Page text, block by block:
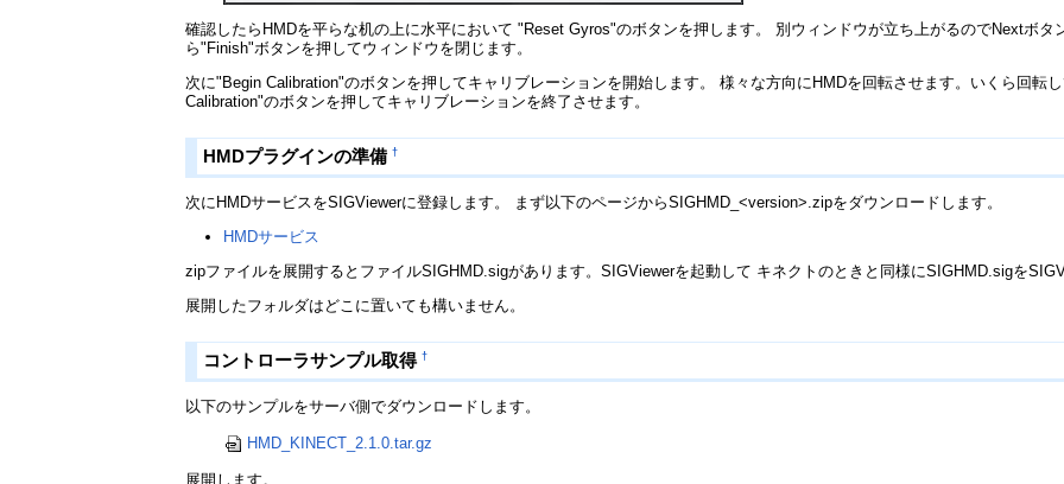
確認したらHMDを平らな机の上に水平において "Reset Gyros"のボタンを押します。 別ウィンドウが立ち上がるのでNextボ
ら"Finish"ボタンを押してウィンドウを閉じます。
次に"Begin Calibration"のボタンを押してキャリブレーションを開始します。 様々な方向にHMDを回転させます。いくら回転
Calibration"のボタンを押してキャリブレーションを終了させます。
HMDプラグインの準備 †
次にHMDサービスをSIGViewerに登録します。 まず以下のページからSIGHMD_<version>.zipをダウンロードします。
HMDサービス
zipファイルを展開するとファイルSIGHMD.sigがあります。SIGViewerを起動して キネクトのときと同様にSIGHMD.sigを
展開したフォルダはどこに置いても構いません。
コントローラサンプル取得 †
以下のサンプルをサーバ側でダウンロードします。
HMD_KINECT_2.1.0.tar.gz
展開します。